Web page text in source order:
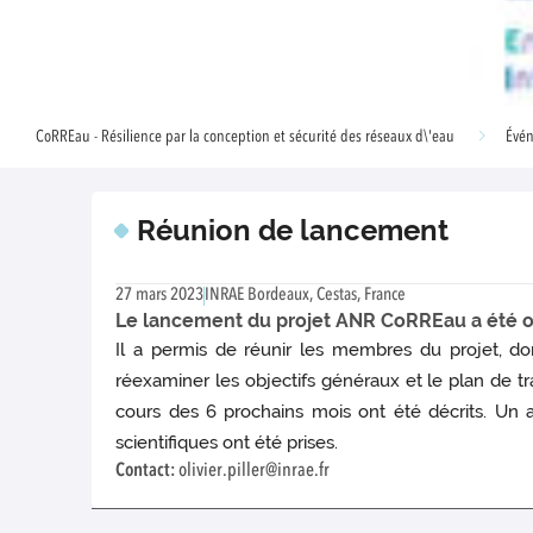
CoRREau - Résilience par la conception et sécurité des réseaux d\'eau
Réunion de lancement
27 mars 2023INRAE Bordeaux, Cestas, France
Le lancement du projet ANR CoRREau a été
Il a permis de réunir les membres du projet,
réexaminer les objectifs généraux et le plan de
cours des 6 prochains mois ont été décrits. Un
scientifiques ont été prises.
Contact:olivier.piller@inrae.fr